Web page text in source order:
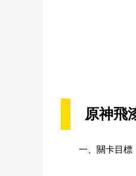
原神飛
一、關卡目標